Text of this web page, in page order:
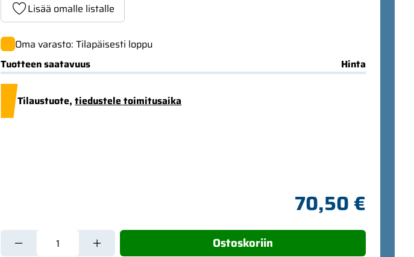
Lisää omalle listalle
Oma varasto: Tilapäisesti loppu
Tuotteen saatavuus
Hinta
Tilaustuote,tiedustele toimitusaika
70,50 €
Ostoskoriin